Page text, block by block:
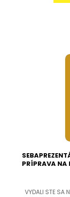
PRÍPRAVA NA
VYDALI STE SA